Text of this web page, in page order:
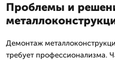
Проблемы и
Демонтаж
требует профессионализма.